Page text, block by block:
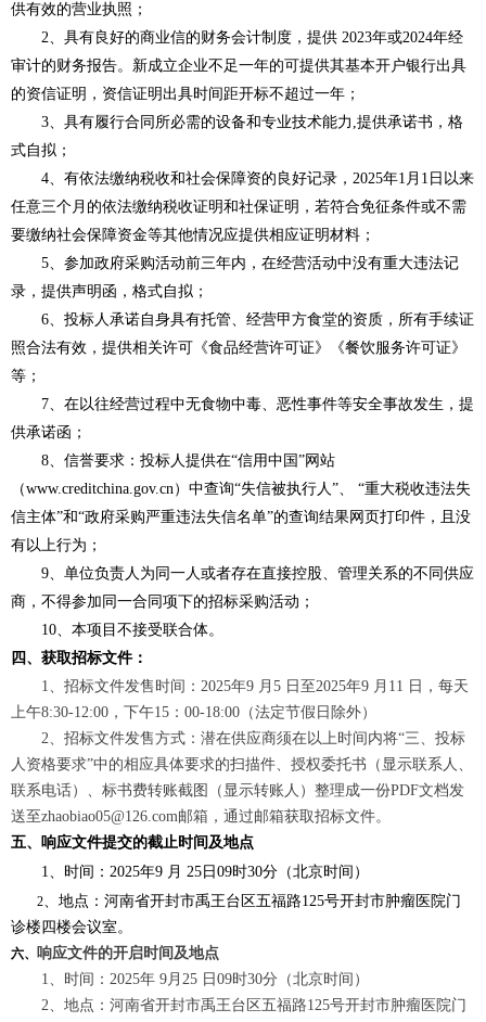
供有效的营业执照；
2、具有良好的商业信的财务会计制度，提供 2023年或2024年经
审计的财务报告。新成立企业不足一年的可提供其基本开户银行出具
的资信证明，资信证明出具时间距开标不超过一年；
3、具有履行合同所必需的设备和专业技术能力,提供承诺书，格
式自拟；
4、有依法缴纳税收和社会保障资的良好记录，2025年1月1日以来
任意三个月的依法缴纳税收证明和社保证明，若符合免征条件或不需
要缴纳社会保障资金等其他情况应提供相应证明材料；
5、参加政府采购活动前三年内，在经营活动中没有重大违法记
录，提供声明函，格式自拟；
6、投标人承诺自身具有托管、经营甲方食堂的资质，所有手续证
照合法有效，提供相关许可《食品经营许可证》《餐饮服务许可证》
等；
7、在以往经营过程中无食物中毒、恶性事件等安全事故发生，提
供承诺函；
8、信誉要求：投标人提供在“信用中国”网站
（www.creditchina.gov.cn）中查询“失信被执行人”、 “重大税收违法失
信主体”和“政府采购严重违法失信名单”的查询结果网页打印件，且没
有以上行为；
9、单位负责人为同一人或者存在直接控股、管理关系的不同供应
商，不得参加同一合同项下的招标采购活动；
10、本项目不接受联合体。
四、 获取招标文件：
1、招标文件发售时间：2025年9 月5 日至2025年9 月11 日，每天
上午8:30-12:00，下午15：00-18:00（法定节假日除外）
2、招标文件发售方式：潜在供应商须在以上时间内将“三、投标
人资格要求”中的相应具体要求的扫描件、授权委托书（显示联系人、
联系电话）、标书费转账截图（显示转账人）整理成一份PDF文档发
送至zhaobiao05@126.com邮箱，通过邮箱获取招标文件。
五、响应文件提交的截止时间及地点
1、时间：2025年9 月 25日09时30分（北京时间）
2、地点：河南省开封市禹王台区五福路125号开封市肿瘤医院门
诊楼四楼会议室。
六、 响应文件的开启时间及地点
1、时间：2025年 9月25 日09时30分（北京时间）
2、地点：河南省开封市禹王台区五福路125号开封市肿瘤医院门